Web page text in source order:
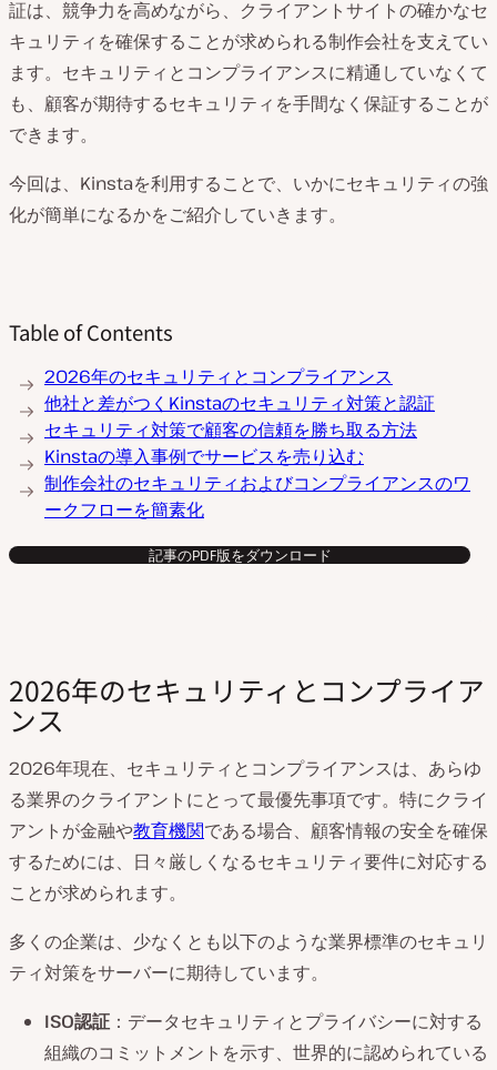
証は、競争力を高めながら、クライアントサイトの確かなセ
キュリティを確保することが求められる制作会社を支えてい
ます。セキュリティとコンプライアンスに精通していなくて
も、顧客が期待するセキュリティを手間なく保証することが
できます。
今回は、Kinstaを利用することで、いかにセキュリティの強
化が簡単になるかをご紹介していきます。
Table of Contents
2026年のセキュリティとコンプライアンス
他社と差がつくKinstaのセキュリティ対策と認証
セキュリティ対策で顧客の信頼を勝ち取る方法
Kinstaの導入事例でサービスを売り込む
制作会社のセキュリティおよびコンプライアンスのワ
ークフローを簡素化
記事のPDF版をダウンロード
2026年のセキュリティとコンプライア
ンス
2026年現在、セキュリティとコンプライアンスは、あらゆ
る業界のクライアントにとって最優先事項です。特にクライ
アントが金融や教育機関である場合、顧客情報の安全を確保
するためには、日々厳しくなるセキュリティ要件に対応する
ことが求められます。
多くの企業は、少なくとも以下のような業界標準のセキュリ
ティ対策をサーバーに期待しています。
ISO認証 ：データセキュリティとプライバシーに対する
組織のコミットメントを示す、世界的に認められている